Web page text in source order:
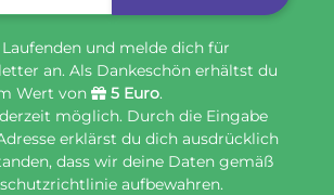
und melde dich für
an. Als Dankeschön erhältst du
Wert von
5 Euro.
möglich. Durch die Eingabe
erklärst du dich ausdrücklich
dass wir deine Daten gemäß
aufbewahren.